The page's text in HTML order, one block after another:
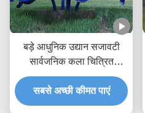
बड़े आधुनिक उद्यान सजावटी
सार्वजनिक कला चित्रित
स्टेनलेस स्टील फूल गुलाब
मूर्तिकला
सबसे अच्छी कीमत पाएं